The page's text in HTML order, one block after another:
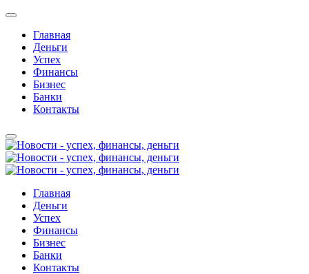
Главная
Деньги
Успех
Финансы
Бизнес
Банки
Контакты
Главная
Деньги
Успех
Финансы
Бизнес
Банки
Контакты